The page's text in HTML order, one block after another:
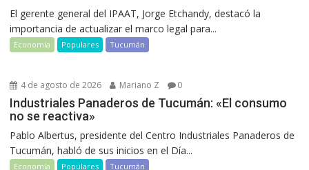
El gerente general del IPAAT, Jorge Etchandy, destacó la
importancia de actualizar el marco legal para...
Economía Populares Tucumán
4 de agosto de 2026 Mariano Z 0
Industriales Panaderos de Tucumán: «El consumo
no se reactiva»
Pablo Albertus, presidente del Centro Industriales Panaderos de
Tucumán, habló de sus inicios en el Día...
Economía Populares Tucumán